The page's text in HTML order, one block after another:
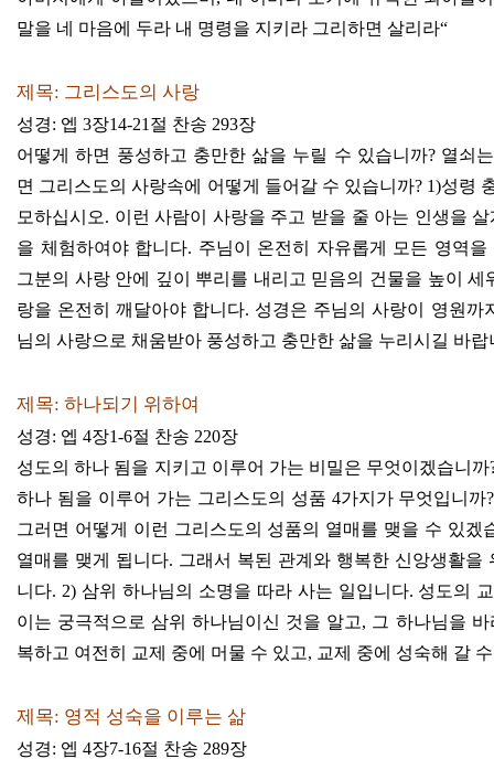
말을 네 마음에 두라 내 명령을 지키라 그리하면 살리라“
제목: 그리스도의 사랑
성경: 엡 3장14-21 절 찬송 293장
어떻게 하면 풍성하고 충만한 삶을 누릴 수 있습니까? 열쇠
면 그리스도의 사랑속에 어떻게 들어갈 수 있습니까? 1)성령
모하십시오. 이런 사람이 사랑을 주고 받을 줄 아는 인생을
을 체험하여야 합니다. 주님이 온전히 자유롭게 모든 영역
그분의 사랑 안에 깊이 뿌리를 내리고 믿음의 건물을 높이 세
랑을 온전히 깨달아야 합니다. 성경은 주님의 사랑이 영원까
님의 사랑으로 채움받아 풍성하고 충만한 삶을 누리시길 바랍
제목: 하나되기 위하여
성경: 엡 4장1-6절 찬송 220장
성도의 하나 됨을 지키고 이루어 가는 비밀은 무엇이겠습니까
하나 됨을 이루어 가는 그리스도의 성품 4가지가 무엇입니까
그러면 어떻게 이런 그리스도의 성품의 열매를 맺을 수 있겠
열매를 맺게 됩니다. 그래서 복된 관계와 행복한 신앙생활
니다. 2) 삼위 하나님의 소명을 따라 사는 일입니다. 성도의
이는 궁극적으로 삼위 하나님이신 것을 알고, 그 하나님을
복하고 여전히 교제 중에 머물 수 있고, 교제 중에 성숙해 갈
제목: 영적 성숙을 이루는 삶
성경: 엡 4장7-16절 찬송 289장